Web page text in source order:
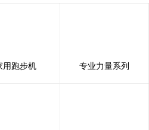
用跑步机 专业力量系列